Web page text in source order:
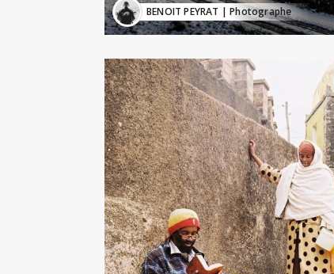
BENOIT PEYRAT | Photographe